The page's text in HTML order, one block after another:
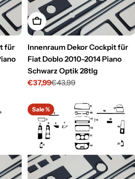
für
In den Warenkorb legen
Innenraum Dekor Cockpit für
Fiat Doblo 2010-2014 Piano
Schwarz Optik 28tlg
Verkaufspreis
€37,99
Regulärer€43,99
Sale %